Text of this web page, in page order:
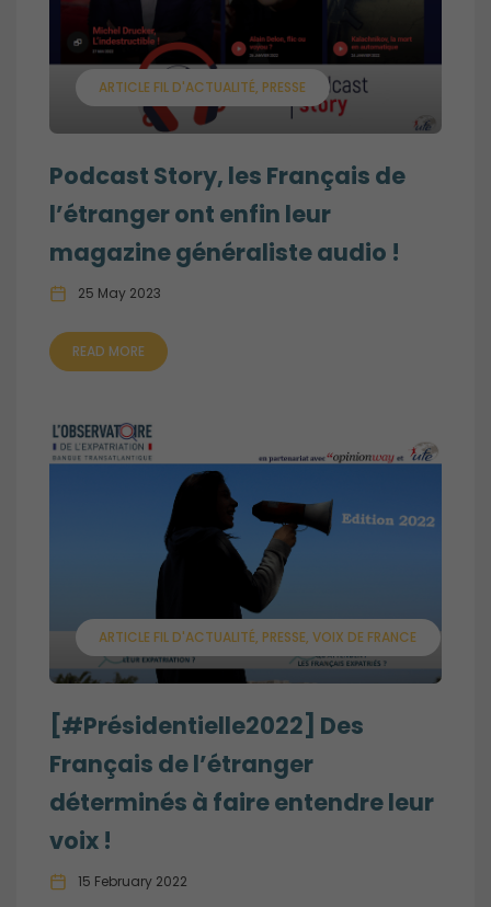
ARTICLE FIL D'ACTUALITÉ PRESSE
Podcast Story, les Français de
l’étranger ont enfin leur
magazine généraliste audio !
25 May 2023
READ MORE
ARTICLE FIL D'ACTUALITÉ PRESSE VOIX DE FRANCE
[#Présidentielle2022] Des
Français de l’étranger
déterminés à faire entendre leur
voix !
15 February 2022